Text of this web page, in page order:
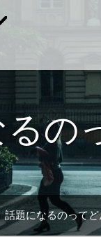
の
話題になるのって